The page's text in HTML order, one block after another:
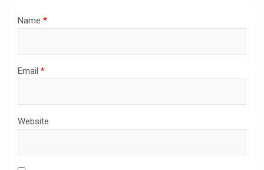
Name *
Email *
Website